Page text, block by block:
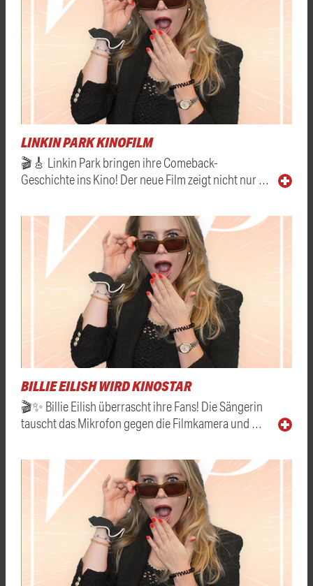
LINKIN PARK KINOFILM
🎬🎸 Linkin Park bringen ihre Comeback-
Geschichte ins Kino! Der neue Film zeigt nicht nur …
BILLIE EILISH WIRD KINOSTAR
🎬✨ Billie Eilish überrascht ihre Fans! Die Sängerin
tauscht das Mikrofon gegen die Filmkamera und …